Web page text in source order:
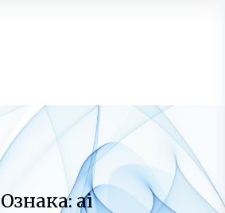
Ознака: ai